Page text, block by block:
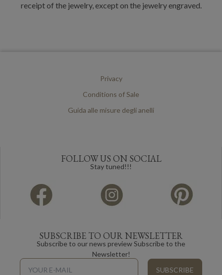
receipt of the jewelry, except on the jewelry engraved.
Privacy
Conditions of Sale
Guida alle misure degli anelli
FOLLOW US ON SOCIAL
Stay tuned!!!
SUBSCRIBE TO OUR NEWSLETTER
Subscribe to our news preview Subscribe to the
Newsletter!